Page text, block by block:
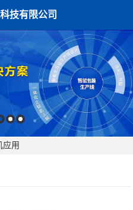
技有限公司
应用